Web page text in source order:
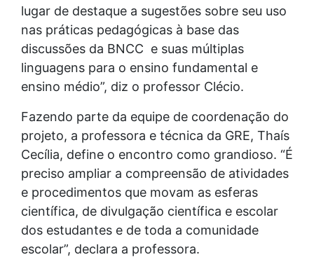
lugar de destaque a sugestões sobre seu uso
nas práticas pedagógicas à base das
discussões da BNCC e suas múltiplas
linguagens para o ensino fundamental e
ensino médio”, diz o professor Clécio.
Fazendo parte da equipe de coordenação do
projeto, a professora e técnica da GRE, Thaís
Cecília, define o encontro como grandioso. “É
preciso ampliar a compreensão de atividades
e procedimentos que movam as esferas
científica, de divulgação científica e escolar
dos estudantes e de toda a comunidade
escolar”, declara a professora.